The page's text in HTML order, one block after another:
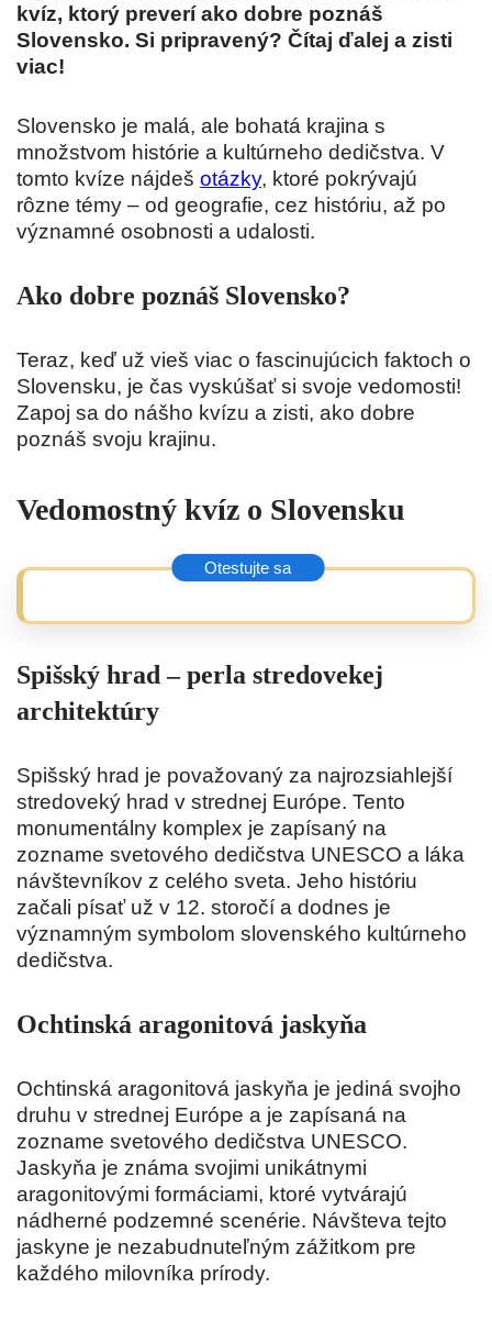
kvíz, ktorý preverí ako dobre poznáš
Slovensko. Si pripravený? Čítaj ďalej a zisti
viac!
Slovensko je malá, ale bohatá krajina s
množstvom histórie a kultúrneho dedičstva. V
tomto kvíze nájdeš otázky, ktoré pokrývajú
rôzne témy – od geografie, cez históriu, až po
významné osobnosti a udalosti.
Ako dobre poznáš Slovensko?
Teraz, keď už vieš viac o fascinujúcich faktoch o
Slovensku, je čas vyskúšať si svoje vedomosti!
Zapoj sa do nášho kvízu a zisti, ako dobre
poznáš svoju krajinu.
Vedomostný kvíz o Slovensku
Spišský hrad – perla stredovekej
architektúry
Spišský hrad je považovaný za najrozsiahlejší
stredoveký hrad v strednej Európe. Tento
monumentálny komplex je zapísaný na
zozname svetového dedičstva UNESCO a láka
návštevníkov z celého sveta. Jeho históriu
začali písať už v 12. storočí a dodnes je
významným symbolom slovenského kultúrneho
dedičstva.
Ochtinská aragonitová jaskyňa
Ochtinská aragonitová jaskyňa je jediná svojho
druhu v strednej Európe a je zapísaná na
zozname svetového dedičstva UNESCO.
Jaskyňa je známa svojimi unikátnymi
aragonitovými formáciami, ktoré vytvárajú
nádherné podzemné scenérie. Návšteva tejto
jaskyne je nezabudnuteľným zážitkom pre
každého milovníka prírody.